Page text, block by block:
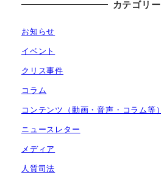
カテゴリー
お知らせ
イベント
クリス事件
コラム
コンテンツ（動画・音声・コラム等）
ニュースレター
メディア
人質司法